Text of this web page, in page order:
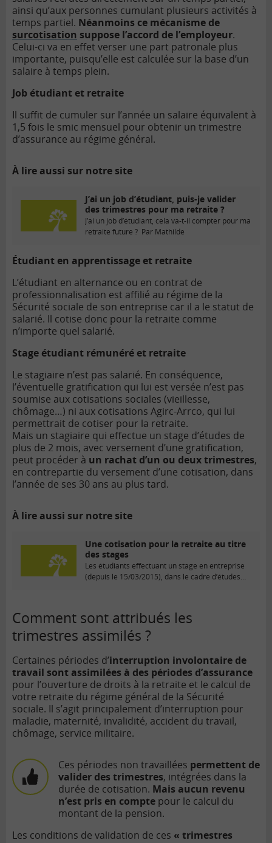
ainsi qu’aux personnes cumulant plusieurs activités à
temps partiel. Néanmoins ce mécanisme de
surcotisation suppose l’accord de l’employeur.
Celui-ci va en effet verser une part patronale plus
importante, puisqu’elle est calculée sur la base d’un
salaire à temps plein.
Job étudiant et retraite
Il suffit de cumuler sur l’année un salaire équivalent à
1,5 fois le smic mensuel pour obtenir un trimestre
d’assurance au régime général.
À lire aussi sur notre site
J’ai un job d’étudiant, puis-je valider
des trimestres pour ma retraite ?
J’ai un job d’étudiant, cela va-t-il compter pour ma
retraite future ? Par Mathilde
Étudiant en apprentissage et retraite
L’étudiant en alternance ou en contrat de
professionnalisation est affilié au régime de la
Sécurité sociale de son entreprise car il a le statut de
salarié. Il cotise donc pour la retraite comme
n’importe quel salarié.
Stage étudiant rémunéré et retraite
Le stagiaire n’est pas salarié. En conséquence,
l’éventuelle gratification qui lui est versée n’est pas
soumise aux cotisations sociales (vieillesse,
chômage…) ni aux cotisations Agirc-Arrco, qui lui
permettrait de cotiser pour la retraite.
Mais un stagiaire qui effectue un stage d’études de
plus de 2 mois, avec versement d’une gratification,
peut procéder à un rachat d’un ou deux trimestres,
en contrepartie du versement d’une cotisation, dans
l’année de ses 30 ans au plus tard.
À lire aussi sur notre site
Une cotisation pour la retraite au titre
des stages
Les étudiants effectuant un stage en entreprise
(depuis le 15/03/2015), dans le cadre d’études
Comment sont attribués les
trimestres assimilés ?
Certaines périodes d’interruption involontaire de
travail sont assimilées à des périodes d’assurance
pour l’ouverture de droits à la retraite et le calcul de
votre retraite du régime général de la Sécurité
sociale. Il s’agit principalement d’interruption pour
maladie, maternité, invalidité, accident du travail,
chômage, service militaire.
Ces périodes non travaillées permettent de
valider des trimestres, intégrées dans la
durée de cotisation. Mais aucun revenu
n’est pris en compte pour le calcul du
montant de la pension.
Les conditions de validation de ces « trimestres